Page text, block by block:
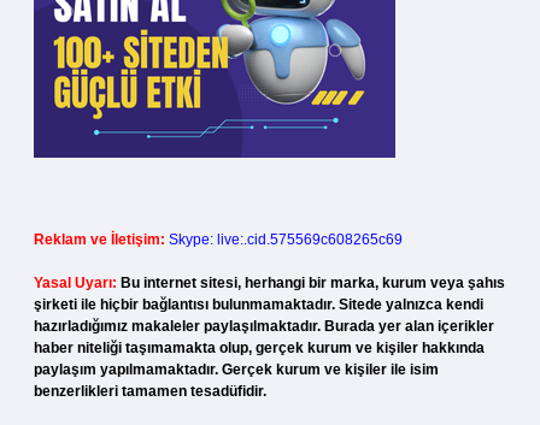
Reklam ve İletişim: Skype: live:.cid.575569c608265c69
Yasal Uyarı: Bu internet sitesi, herhangi bir marka, kurum veya şahıs
şirketi ile hiçbir bağlantısı bulunmamaktadır. Sitede yalnızca kendi
hazırladığımız makaleler paylaşılmaktadır. Burada yer alan içerikler
haber niteliği taşımamakta olup, gerçek kurum ve kişiler hakkında
paylaşım yapılmamaktadır. Gerçek kurum ve kişiler ile isim
benzerlikleri tamamen tesadüfidir.